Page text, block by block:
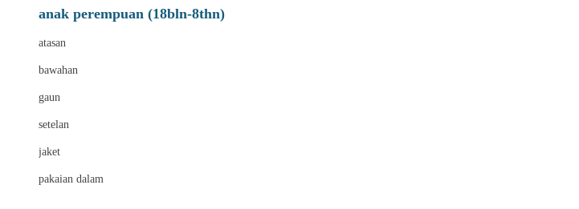
anak perempuan (18bln-8thn)
atasan
bawahan
gaun
setelan
jaket
pakaian dalam